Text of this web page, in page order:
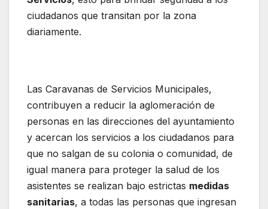
ciudadanos que transitan por la zona
diariamente.
Las Caravanas de Servicios Municipales,
contribuyen a reducir la aglomeración de
personas en las direcciones del ayuntamiento
y acercan los servicios a los ciudadanos para
que no salgan de su colonia o comunidad, de
igual manera para proteger la salud de los
asistentes se realizan bajo estrictas medidas
sanitarias, a todas las personas que ingresan